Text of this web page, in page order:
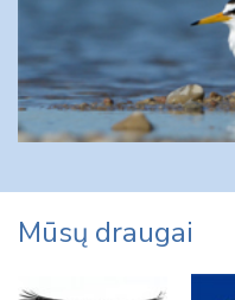
Mūsų draugai